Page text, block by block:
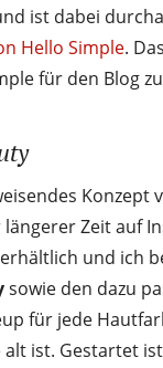
ist dabei
Hello Simple.
für den Blog
Konzept
Zeit auf
erhältlich und ich
sowie den dazu
für jede
alt ist. Gestartet